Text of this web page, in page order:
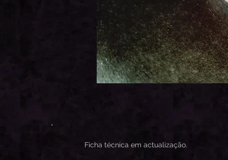
Ficha técnica em actualização.